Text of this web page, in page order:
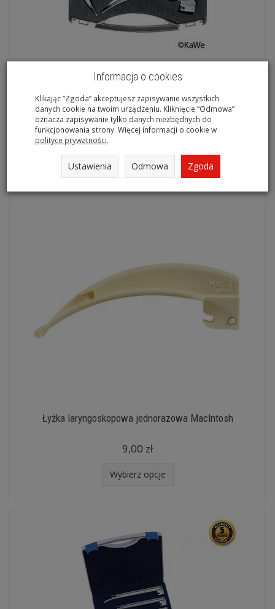
Zestaw laryngoskopowy dla dorosłych KaWe Macintosh F.O.
1 499,00 zł
Do koszyka
Łyżka laryngoskopowa jednorazowa MacIntosh
9,00 zł
Wybierz opcje
Informacja o cookies
Klikając “Zgoda” akceptujesz zapisywanie wszystkich
danych cookie na twoim urządzeniu. Kliknięcie “Odmowa”
oznacza zapisywanie tylko danych niezbędnych do
funkcjonowania strony. Więcej informacji o cookie w
polityce prywatności.
Ustawienia Odmowa Zgoda